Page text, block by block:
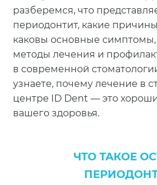
разберемся, что
периодонтит, какие
каковы основные симптомы,
методы лечения и
в современной
узнаете, почему лечение в
центре ID Dent — это
вашего здоровья.
ЧТО ТАКОЕ